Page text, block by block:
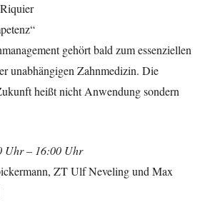
gehört bald zum essenziellen
unabhängigen Zahnmedizin. Die
heißt nicht Anwendung sondern
Uhr – 16:00 Uhr
ZT Ulf Neveling und Max